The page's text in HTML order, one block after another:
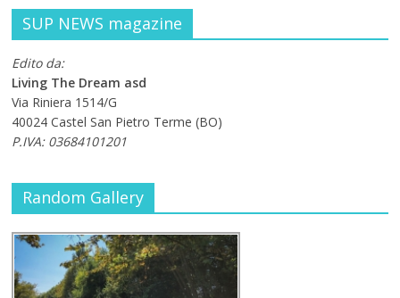
SUP NEWS magazine
Edito da:
Living The Dream asd
Via Riniera 1514/G
40024 Castel San Pietro Terme (BO)
P.IVA: 03684101201
Random Gallery